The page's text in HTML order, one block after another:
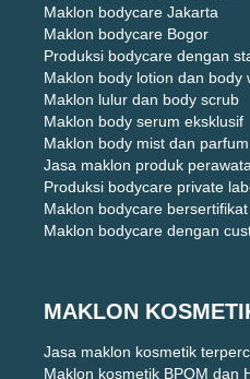
Maklon bodycare Jakarta
Maklon bodycare Bogor
Produksi bodycare dengan
Maklon body lotion dan body
Maklon lulur dan body scrub
Maklon body serum eksklusif
Maklon body mist dan parfum
Jasa maklon produk
Produksi bodycare private
Maklon bodycare
Maklon bodycare dengan
MAKLON
Jasa maklon kosmetik
Maklon kosmetik BPOM dan